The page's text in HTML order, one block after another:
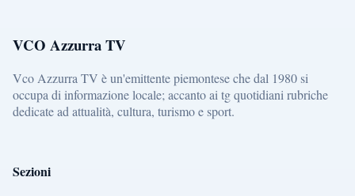
VCO Azzurra TV
Vco Azzurra TV è un'emittente piemontese che dal 1980 si
occupa di informazione locale; accanto ai tg quotidiani rubriche
dedicate ad attualità, cultura, turismo e sport.
Sezioni